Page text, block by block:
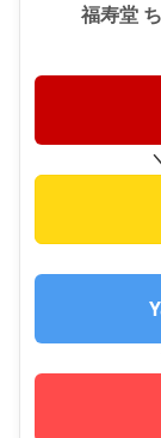
福寿堂